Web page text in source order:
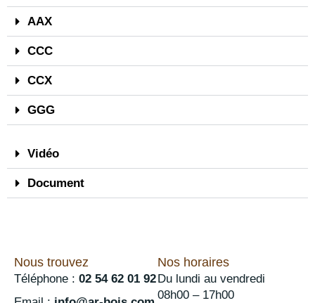
AAX
CCC
CCX
GGG
Vidéo
Document
Nous trouvez
Téléphone : 02 54 62 01 92
Nos horaires
Du lundi au vendredi
08h00 – 17h00